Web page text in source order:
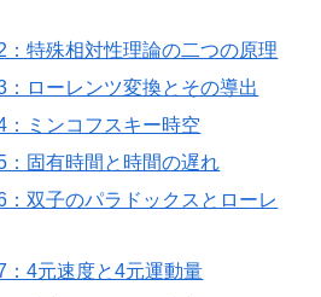
：特殊相対性理論の二つの原理
：ローレンツ変換とその導出
：ミンコフスキー時空
：固有時間と時間の遅れ
：双子のパラドックスとローレ
：4元速度と4元運動量